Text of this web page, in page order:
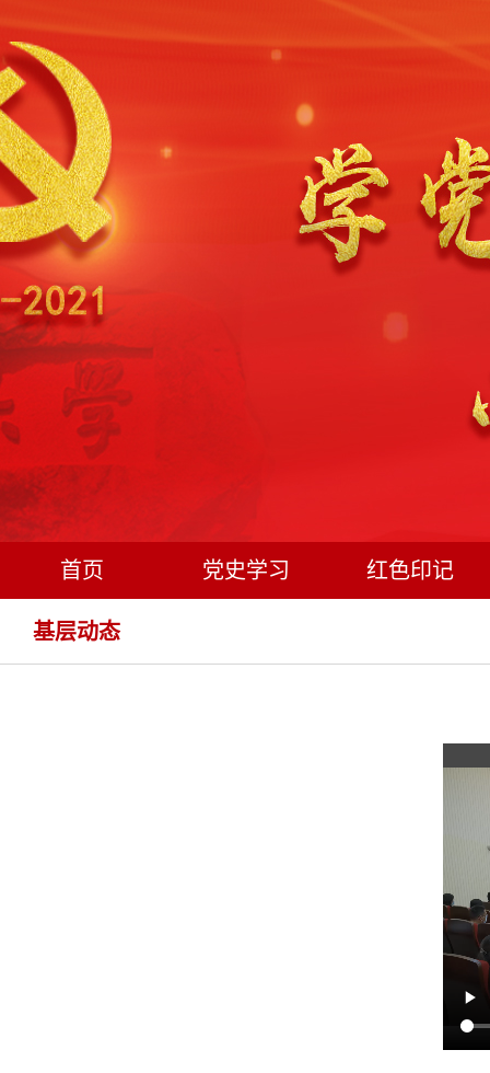
首页 党史学习 红色印记
基层动态